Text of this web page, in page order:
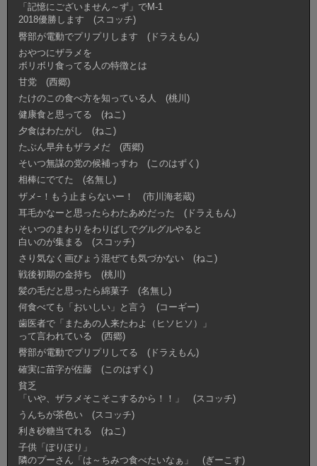
「記憶にございません～ず」でM-1
2018優勝します (スコッチ)
臀部が電動でプリプリします (ドラえもん)
おやつにザラメを
ボリボリ食ってる人の特徴とは
甘党 (西郷)
たけのこの食べ方を知っている人 (桃川)
健康食と思ってる (ねこ)
夕食はわたがし (ねこ)
たぶん早弁もザラメだ (西郷)
そいつ無謀の党の候補っすわ (このはずく)
相棒にでてた (名無し)
ザメｰ！もう止まらないー！ (市川海老蔵)
耳毛かなーと思ったらわたあめだった (ドラえもん)
そいつのまわりをわりばしでグルグルやると
白いのが集まる (スコッチ)
さり気なく画びょう混ぜても気づかない (ねこ)
戦後初期の金持ち (桃川)
髪の毛だと思ったら綿菓子 (名無し)
何食べても「おいしい」と言う (コーギー)
歯医者で「またあの人来たわよ（ヒソヒソ）」
って言われている (西郷)
臀部が電動でプリプリしてる (ドラえもん)
確実に苗字が佐藤 (このはずく)
貧乏
「いや、ザラメそこそこするから！！」 (スコッチ)
うんちが茶色い (スコッチ)
利き砂糖当てれる (ねこ)
子供「ぽりぽり」
隣のプーさん「は～ちみつ食べたいなぁ」 (ぎーこす)